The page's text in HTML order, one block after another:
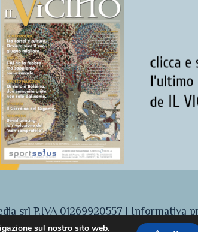
srl P.IVA 01269920557 | Informativa
sul nostro sito web.